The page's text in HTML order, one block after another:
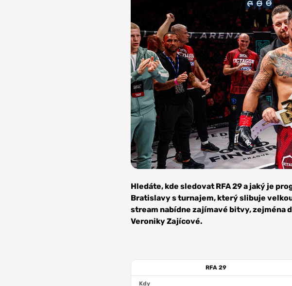
RFA
Hledáte, kde sledovat RFA 29 a jaký je
Bratislavy s turnajem, který slibuje
stream nabídne zajímavé bitvy, zejména
Veroniky Zajícové.
RFA 29
Kdy